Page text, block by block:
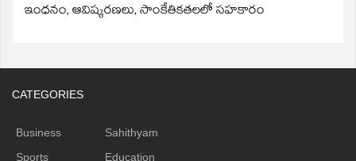
ఇంధనం, ఆవిష్కరణలు, సాంకేతికతలలో సహకారం
CATEGORIES
Business
Sports
Sahithyam
Education